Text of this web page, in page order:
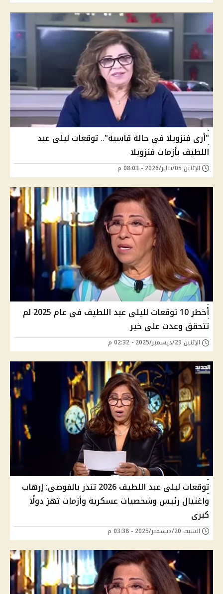
"أرى فنزويلا في حالة قاسية".. توقعات ليلى عبد
اللطيف بأزمات فنزويلا
الإثنين 05/يناير/2026 - 08:03 م
أخطر 10 توقعات لليلى عبد اللطيف فى عام 2025 لم
تتحقق وعدت على خير
الإثنين 29/ديسمبر/2025 - 02:32 م
توقعات ليلى عبد اللطيف 2026 تنذر بالفوضى: إرهاب
واغتيال رئيس وشخصيات عسكرية وأزمات تهز دولًا
كبرى
السبت 20/ديسمبر/2025 - 03:38 م